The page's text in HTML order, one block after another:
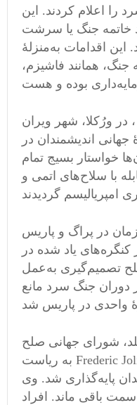
را اعلام کردند. این
خاتمه جنگ یا سرشت
این اقدامات به‌منزلهٔ
جنگ، همانند فاشیزم،
در تاریخ ششم آگوست ۱۹۴۸، در ورُکلا، شهر ویران
اندیشمندان در
خواستار بسیج تمام
با سلاح‌های اتمی‌ و
به‌طور همزمان در پراگ و پاریس
یاد شده در
تصمیم‌گیری به‌عمل
دوران جنگ سرد مانع
شورای جهانی صلح
به ریاست Frederic Joliot-Curie فرانسوی، برندهٔ
پایه‌گذاری شد. وی
این سمت باقی ماند. افراد